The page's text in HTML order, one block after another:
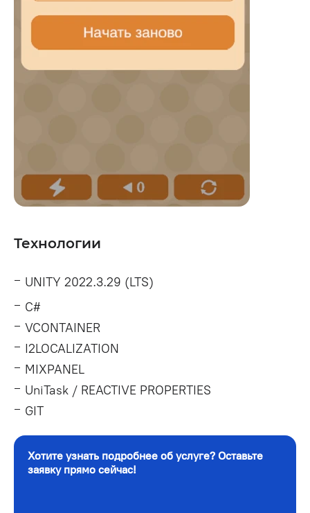
Технологии
UNITY 2022.3.29 (LTS)
C#
VCONTAINER
I2LOCALIZATION
MIXPANEL
UniTask / REACTIVE PROPERTIES
GIT
Хотите узнать подробнее об услуге? Оставьте
заявку прямо сейчас!